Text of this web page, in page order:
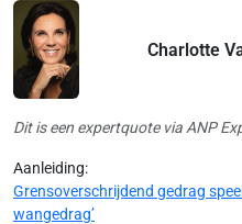
Charlotte
Dit is een expertquote via ANP
Aanleiding:
Grensoverschrijdend gedrag
wangedrag’